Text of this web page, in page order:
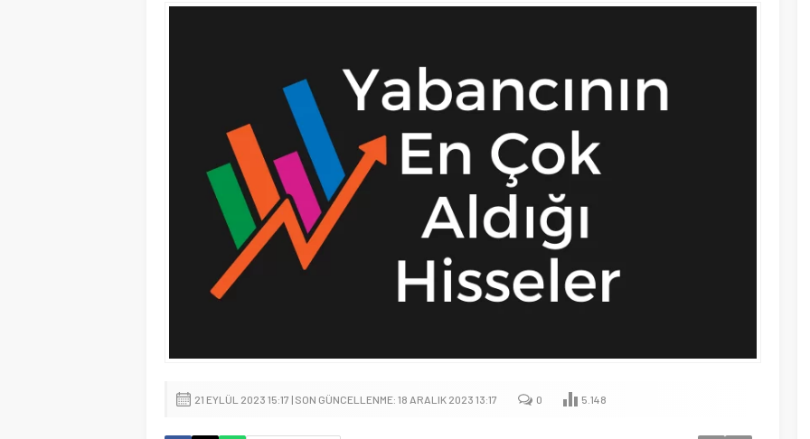
21 EYLÜL 2023 15:17 | SON GÜNCELLENME: 18 ARALIK 2023 13:17 0 5.148